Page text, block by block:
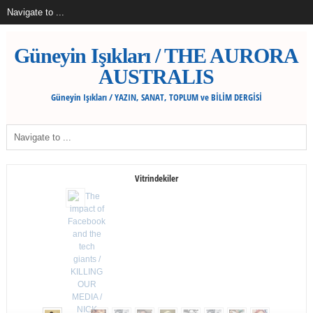
Güneyin Işıkları / THE AURORA
AUSTRALIS
Güneyin Işıkları / YAZIN, SANAT, TOPLUM ve BİLİM DERGİSİ
Vitrindekiler